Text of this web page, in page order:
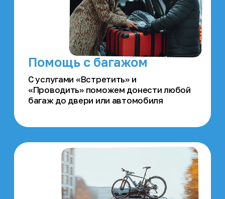
интерфейса: русский, татарский и